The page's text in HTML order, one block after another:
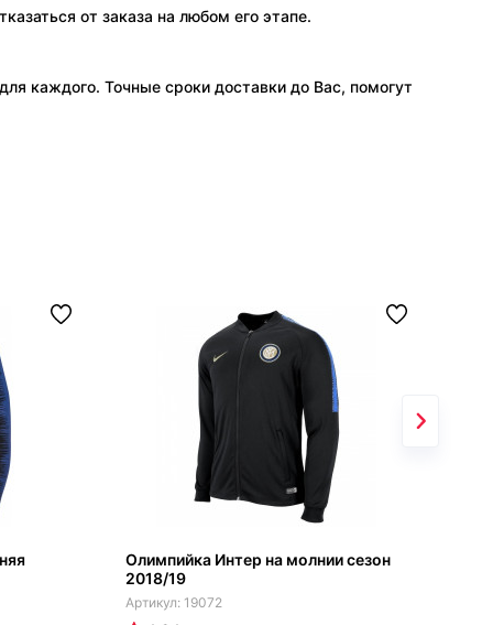
от заказа на любом его этапе.
каждого. Точные сроки доставки до Вас, помогут
Олимпийка Интер на молнии сезон
2018/19
19072